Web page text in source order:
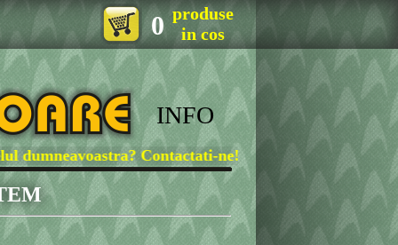
0 produse
in cos
INFO
Contactati-ne!